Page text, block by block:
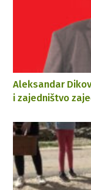
Aleksandar
i zajedništvo